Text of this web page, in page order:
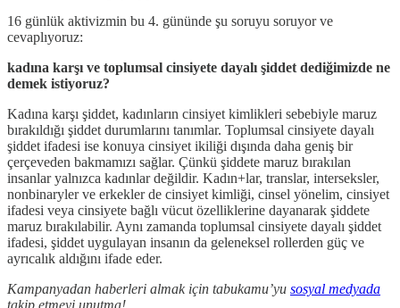
16 günlük aktivizmin bu 4. gününde şu soruyu soruyor ve
cevaplıyoruz:
kadına karşı ve toplumsal cinsiyete dayalı şiddet dediğimizde ne
demek istiyoruz?
Kadına karşı şiddet, kadınların cinsiyet kimlikleri sebebiyle maruz
bırakıldığı şiddet durumlarını tanımlar. Toplumsal cinsiyete dayalı
şiddet ifadesi ise konuya cinsiyet ikiliği dışında daha geniş bir
çerçeveden bakmamızı sağlar. Çünkü şiddete maruz bırakılan
insanlar yalnızca kadınlar değildir. Kadın+lar, translar, interseksler,
nonbinaryler ve erkekler de cinsiyet kimliği, cinsel yönelim, cinsiyet
ifadesi veya cinsiyete bağlı vücut özelliklerine dayanarak şiddete
maruz bırakılabilir. Aynı zamanda toplumsal cinsiyete dayalı şiddet
ifadesi, şiddet uygulayan insanın da geleneksel rollerden güç ve
ayrıcalık aldığını ifade eder.
Kampanyadan haberleri almak için tabukamu’yu sosyal medyada